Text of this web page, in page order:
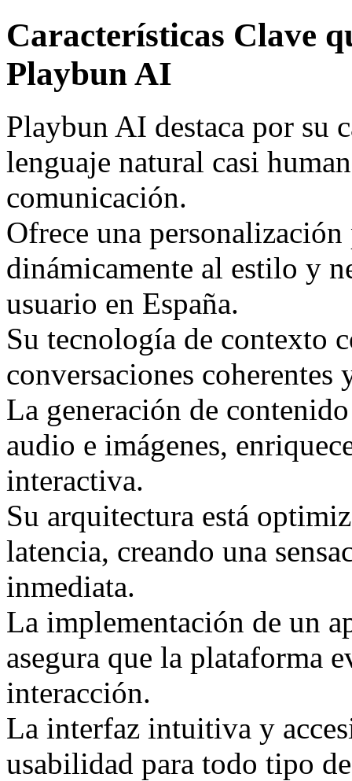
Características Clave
Playbun AI
Playbun AI destaca por su
lenguaje natural casi
comunicación.
Ofrece una
dinámicamente al estilo y
usuario en España.
Su tecnología de contexto
conversaciones
La generación de
audio e imágenes,
interactiva.
Su arquitectura está
latencia, creando una
inmediata.
La implementación de un
asegura que la plataforma
interacción.
La interfaz intuitiva y
usabilidad para todo tipo